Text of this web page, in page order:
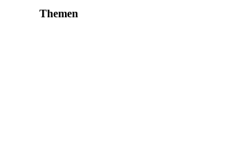
Themen